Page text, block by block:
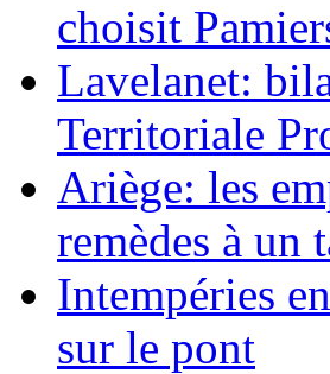
choisit
Lavelanet:
Territoriale
Ariège: les
remèdes à un
Intempéries
sur le pont